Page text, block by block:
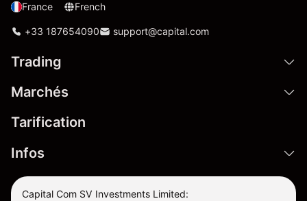
France French
+33 187654090 support@capital.com
Trading
Marchés
Tarification
Infos
Capital Com SV Investments Limited: